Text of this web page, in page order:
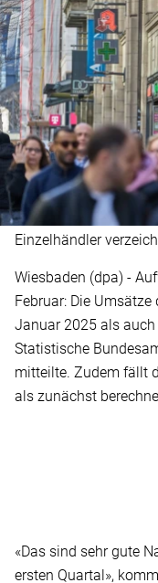
Einzelhändler
Wiesbaden (dpa) -
Februar: Die
Januar 2025 als
Statistische
mitteilte. Zudem fällt
als zunächst
«Das sind sehr gute
ersten Quartal»,